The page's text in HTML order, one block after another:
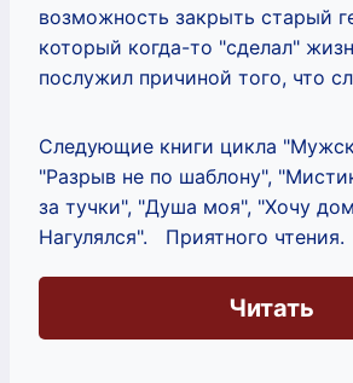
возможность закрыть старый
который когда-то "сделал"
послужил причиной того, что
Следующие книги цикла
"Разрыв не по шаблону",
за тучки", "Душа моя", "Хочу
Нагулялся". Приятного чтения.
Читать